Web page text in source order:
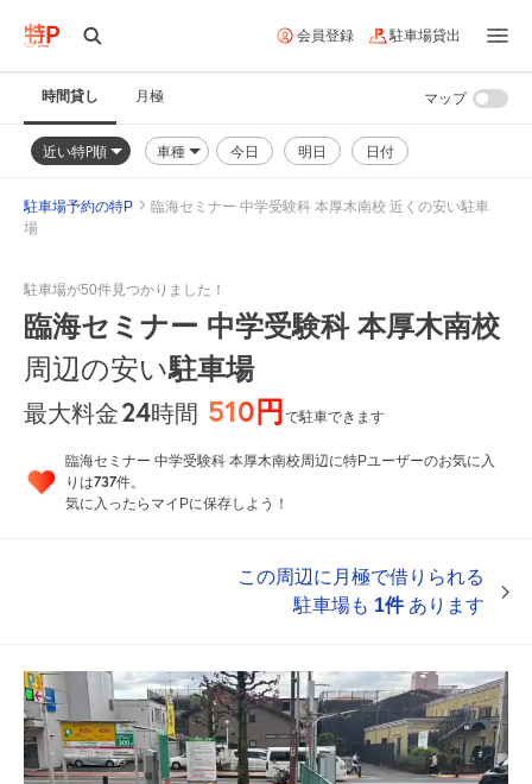
会員登録 駐車場貸出
時間貸し 月極
近い特P順 車種 今日 明日 日付
マップ
駐車場予約の特P
臨海セミナー 中学受験科 本厚木南校 近くの安い駐車
場
駐車場が50件見つかりました！
臨海セミナー 中学受験科 本厚木南校
周辺の安い駐車場
最大料金24時間 510円で駐車できます
臨海セミナー 中学受験科 本厚木南校周辺に特Pユーザーのお気に入
りは737件。
気に入ったらマイPに保存しよう！
この周辺に月極で借りられる
駐車場も 1件あります